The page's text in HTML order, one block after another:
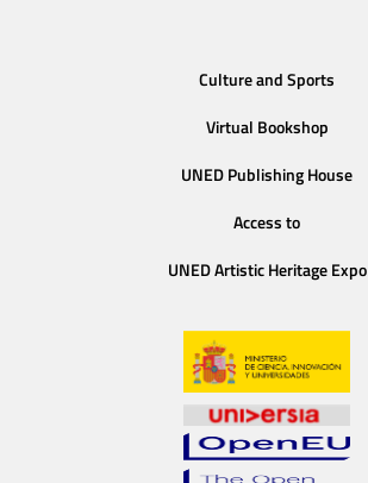
Culture and Sports
Virtual Bookshop
UNED Publishing House
Access to
UNED Artistic Heritage Expo